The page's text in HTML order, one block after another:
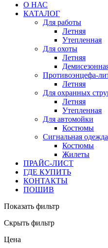
О НАС
КАТАЛОГ
Для работы
Летняя
Утепленная
Для охоты
Летняя
Противоэнцефа-
Летняя
Для охранных
Летняя
Утепленная
Для автомойки
Костюмы
Сигнальная одежда
Костюмы
Жилеты
ПРАЙС-ЛИСТ
ГДЕ КУПИТЬ
КОНТАКТЫ
ПОШИВ
Показать фильтр
Скрыть фильтр
Цена